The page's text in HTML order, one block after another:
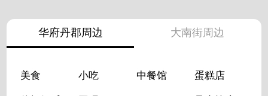
华府丹郡周边 大南街周边
美食 小吃 中餐馆 蛋糕店